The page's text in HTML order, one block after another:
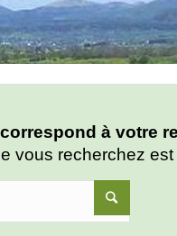
à votre
vous recherchez